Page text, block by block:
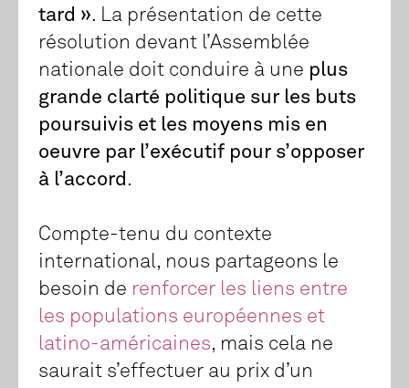
tard ». La présentation de cette
résolution devant l’Assemblée
nationale doit conduire à une plus
grande clarté politique sur les buts
poursuivis et les moyens mis en
oeuvre par l’exécutif pour s’opposer
à l’accord.
Compte-tenu du contexte
international, nous partageons le
besoin de renforcer les liens entre
les populations européennes et
latino-américaines, mais cela ne
saurait s’effectuer au prix d’un